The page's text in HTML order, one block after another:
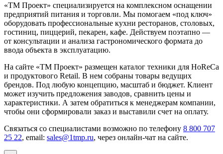
«ТМ Проект» специализируется на комплексном оснащении
предприятий питания и торговли. Мы помогаем «под ключ»
оборудовать профессиональные кухни ресторанов, столовых,
гостиниц, пиццерий, пекарен, кафе. Действуем поэтапно —
от консультации и анализа гастрономического формата до
ввода объекта в эксплуатацию.
На сайте «ТМ Проект» размещен каталог техники для HoReCa
и продуктового Retail. В нем собраны товары ведущих
брендов. Под любую концепцию, масштаб и бюджет. Клиент
может изучить предложения заводов, сравнить цены и
характеристики. А затем обратиться к менеджерам компании,
чтобы они сформировали заказ и выставили счет на оплату.
Связаться со специалистами возможно по телефону 8 800 707
25 22, email: sales@1tmp.ru, через онлайн-чат на сайте.